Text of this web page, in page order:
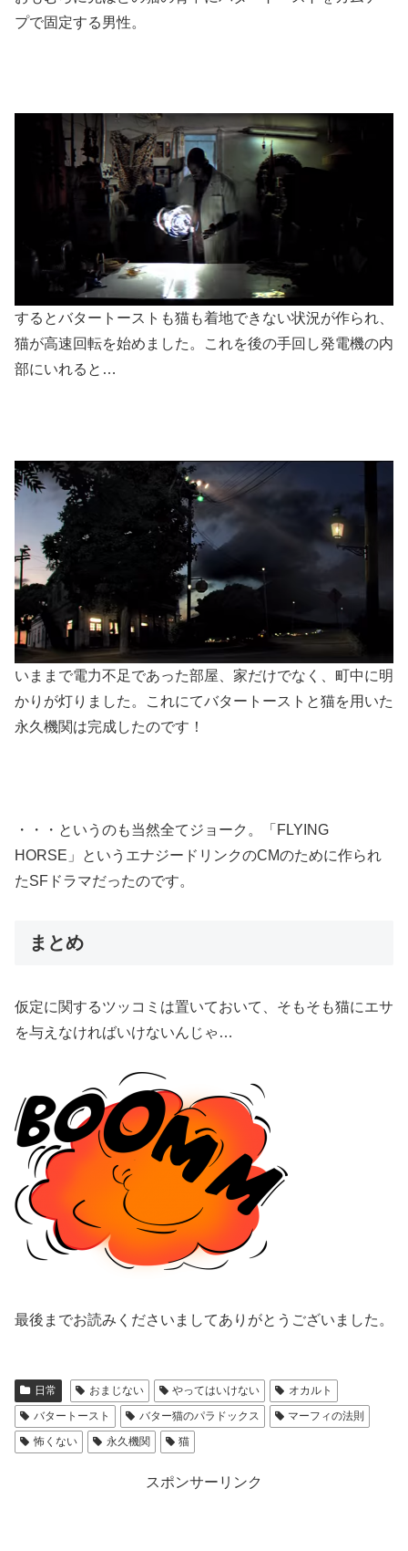
プで固定する男性。
するとバタートーストも猫も着地できない状況が作られ、
猫が高速回転を始めました。これを後の手回し発電機の内
部にいれると…
いままで電力不足であった部屋、家だけでなく、町中に明
かりが灯りました。これにてバタートーストと猫を用いた
永久機関は完成したのです！
・・・というのも当然全てジョーク。「FLYING
HORSE」というエナジードリンクのCMのために作られ
たSFドラマだったのです。
まとめ
仮定に関するツッコミは置いておいて、そもそも猫にエサ
を与えなければいけないんじゃ…
最後までお読みくださいましてありがとうございました。
日常 おまじない やってはいけない
オカルト
バタートースト
バター猫のパラドックス
マーフィの法則
怖くない
永久機関 猫
スポンサーリンク